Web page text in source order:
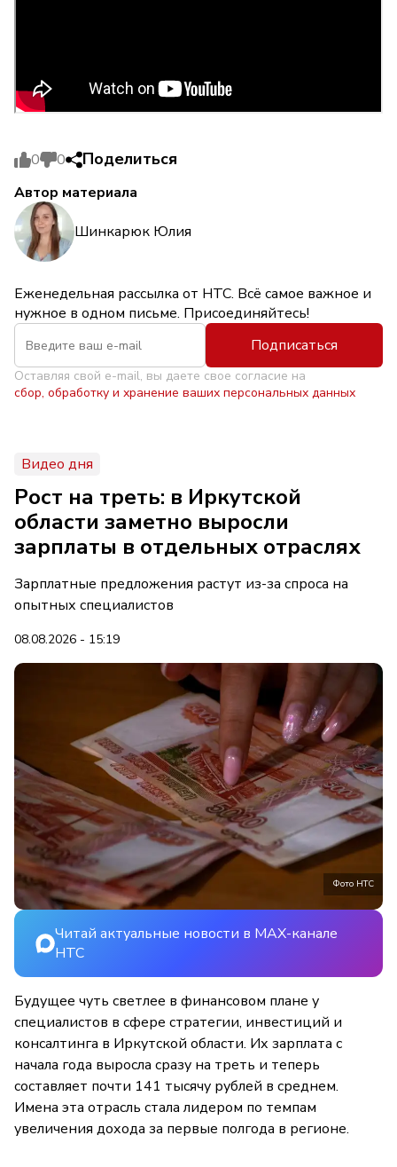
0 0 Поделиться
Автор материала
Шинкарюк Юлия
Еженедельная рассылка от НТС. Всё самое важное и
нужное в одном письме. Присоединяйтесь!
Подписаться
Оставляя свой e-mail, вы даете свое согласие на
сбор, обработку и хранение ваших персональных данных
Видео дня
Рост на треть: в Иркутской
области заметно выросли
зарплаты в отдельных отраслях
Зарплатные предложения растут из-за спроса на
опытных специалистов
08.08.2026 - 15:19
Фото НТС
Читай актуальные новости в MAX-канале
НТС
Будущее чуть светлее в финансовом плане у
специалистов в сфере стратегии, инвестиций и
консалтинга в Иркутской области. Их зарплата с
начала года выросла сразу на треть и теперь
составляет почти 141 тысячу рублей в среднем.
Имена эта отрасль стала лидером по темпам
увеличения дохода за первые полгода в регионе.